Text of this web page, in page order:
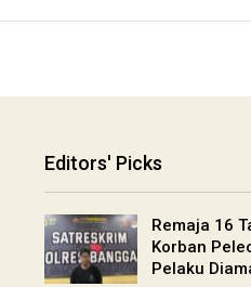
Editors' Picks
Remaja 16
Korban
Pelaku